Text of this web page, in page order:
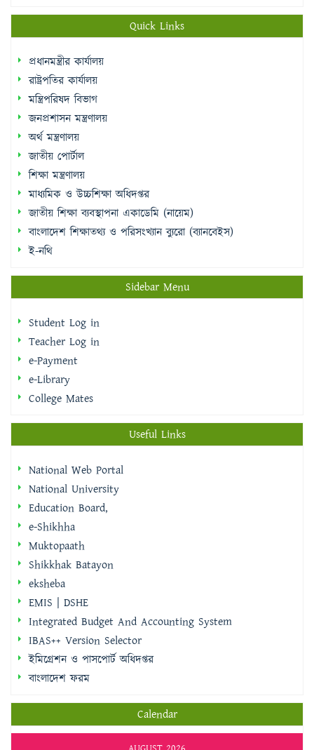
Quick Links
প্রধানমন্ত্রীর কার্যালয়
রাষ্ট্রপতির কার্যালয়
মন্ত্রিপরিষদ বিভাগ
জনপ্রশাসন মন্ত্রণালয়
অর্থ মন্ত্রণালয়
জাতীয় পোর্টাল
শিক্ষা মন্ত্রণালয়
মাধ্যমিক ও উচ্চশিক্ষা অধিদপ্তর
জাতীয় শিক্ষা ব্যবস্থাপনা একাডেমি (নায়েম)
বাংলাদেশ শিক্ষাতথ্য ও পরিসংখ্যান ব্যুরো (ব্যানবেইস)
ই-নথি
Sidebar Menu
Student Log in
Teacher Log in
e-Payment
e-Library
College Mates
Useful Links
National Web Portal
National University
Education Board,
e-Shikhha
Muktopaath
Shikkhak Batayon
eksheba
EMIS | DSHE
Integrated Budget And Accounting System
IBAS++ Version Selector
ইমিগ্রেশন ও পাসপোর্ট অধিদপ্তর
বাংলাদেশ ফরম
Calendar